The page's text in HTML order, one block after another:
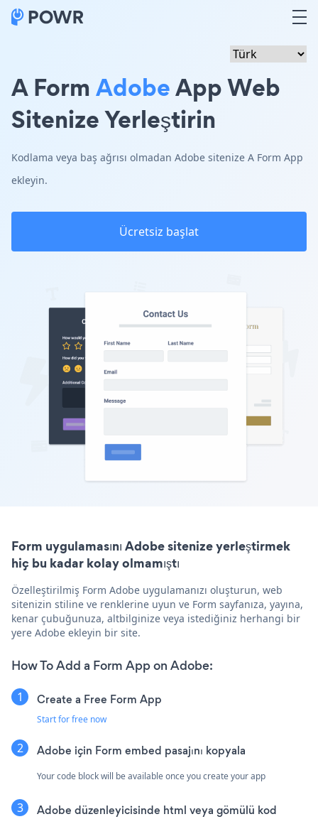
A Form AdobeApp Web
Sitenize Yerleştirin
Kodlama veya baş ağrısı olmadan Adobe sitenize A Form App
ekleyin.
Ücretsiz başlat
Form uygulamasını Adobe sitenize yerleştirmek
hiç bu kadar kolay olmamıştı
Özelleştirilmiş Form Adobe uygulamanızı oluşturun, web
sitenizin stiline ve renklerine uyun ve Form sayfanıza, yayına,
kenar çubuğunuza, altbilginize veya istediğiniz herhangi bir
yere Adobe ekleyin bir site.
How To Add a Form App on Adobe:
Create a Free Form App
Start for free now
Adobe için Form embed pasajını kopyala
Your code block will be available once you create your app
Adobe düzenleyicisinde html veya gömülü kod